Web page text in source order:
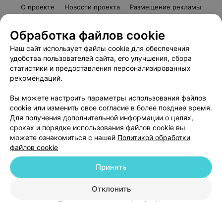
О проекте Новости проекта
Размещение рекламы
Пользовательское соглашение
Способы оплаты
Вакансии
Партнеры
Написать руководителю 103.by
Обработка персональных данных
© 2026 ООО «Артокс Лаб», УНП 191700409
| 220012, Республика Беларусь,
Служба поддержки +375 291212755
Обработка файлов cookie
Наш сайт использует файлы cookie для обеспечения
удобства пользователей сайта, его улучшения, сбора
статистики и предоставления персонализированных
рекомендаций.
Вы можете настроить параметры использования файлов
cookie или изменить свое согласие в более позднее время.
Для получения дополнительной информации о целях,
сроках и порядке использования файлов cookie вы
можете ознакомиться с нашей Политикой обработки
файлов cookie
Отклонить
Принять